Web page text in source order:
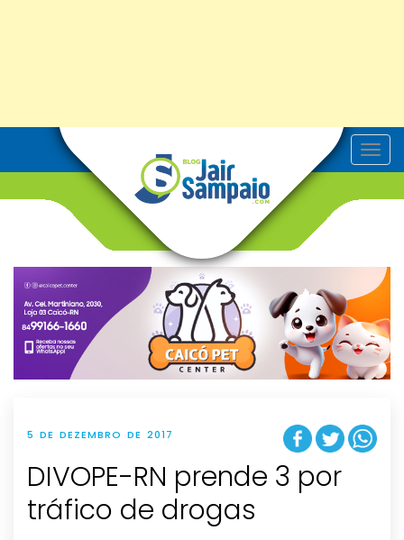
T
o
v
g
t
i
o
n
5 DE DEZEMBRO DE 2017
DIVOPE-RN prende 3 por
tráfico de drogas